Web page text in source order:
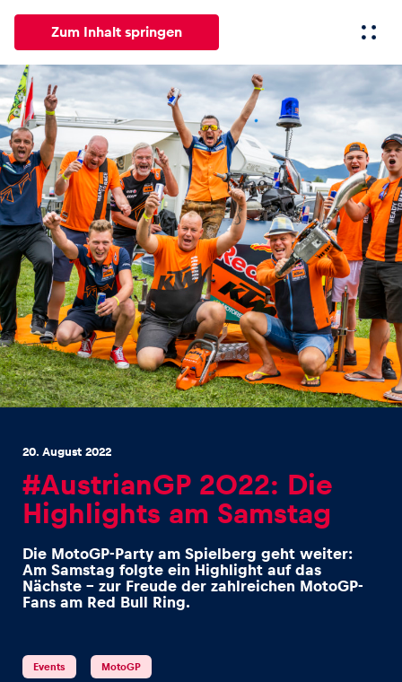
Zum Inhalt springen
Alle News Events Erlebnisse Seiten
News
Alle anzeigen
Events
Alle anzeigen
Erlebnisse
Alle anzeigen
20. August 2022
#AustrianGP 2022: Die
Highlights am Samstag
Die MotoGP-Party am Spielberg geht weiter:
Am Samstag folgte ein Highlight auf das
Nächste - zur Freude der zahlreichen MotoGP-
Fans am Red Bull Ring.
Events MotoGP